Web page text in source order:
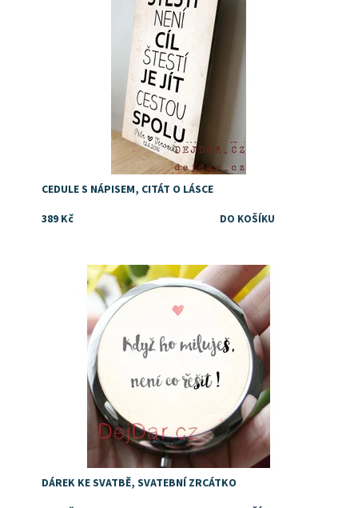
CEDULE S NÁPISEM, CITÁT O LÁSCE
389 Kč
Dostupnost: Skladem
DÁREK KE SVATBĚ, SVATEBNÍ ZRCÁTKO